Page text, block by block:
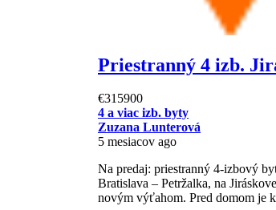
Priestranný 4 izb.
€315900
4 a viac izb. byty
Zuzana Lunterová
5 mesiacov ago
Na predaj: priestranný 4-izbový
Bratislava – Petržalka, na
novým výťahom. Pred domom